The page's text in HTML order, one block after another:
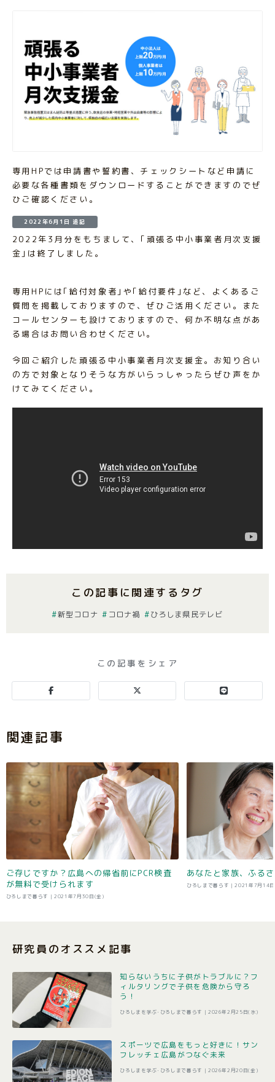
専用HPでは申請書や誓約書、チェックシートなど申請に
必要な各種書類をダウンロードすることができますのでぜ
ひご確認ください。
2022年6月1日 追記
2022年3月分をもちまして、｢頑張る中小事業者月次支援
金｣は終了しました。
専用HPには｢給付対象者｣や｢給付要件｣など、よくあるご
質問を掲載しておりますので、ぜひご活用ください。また
コールセンターも設けておりますので、何か不明な点があ
る場合はお問い合わせください。
今回ご紹介した頑張る中小事業者月次支援金。お知り合い
の方で対象となりそうな方がいらっしゃったらぜひ声をか
けてみてください。
この記事に関連するタグ
新型コロナ コロナ禍 ひろしま県民テレビ
この記事をシェア
関連記事
ご存じですか？広島への帰省前にPCR検査
が無料で受けられます
ひろしまで暮らす |2021年7月30日(金)
あなたと家族、ふる
ひろしまで暮らす |2021年7月14
研究員のオススメ記事
知らないうちに子供がトラブルに？フ
ィルタリングで子供を危険から守ろ
う！
ひろしまを学ぶ･ひろしまで暮らす | 2026年2月25日(水)
スポーツで広島をもっと好きに！サン
フレッチェ広島がつなぐ未来
ひろしまを学ぶ･ひろしまで暮らす | 2026年2月20日(金)